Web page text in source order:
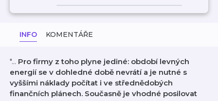
INFO KOMENTÁŘE
"... Pro firmy z toho plyne jediné: období levných
energií se v dohledné době nevrátí a je nutné s
vyššími náklady počítat i ve střednědobých
finančních plánech. Současně je vhodné posilovat